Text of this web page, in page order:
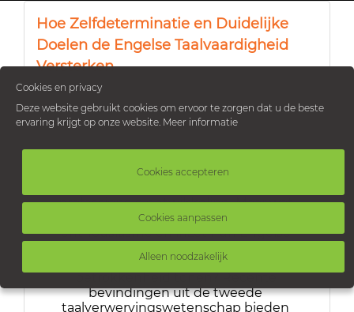
Hoe Zelfdeterminatie en Duidelijke
Doelen de Engelse Taalvaardigheid
Versterken
scholieren en volwassenen een cruciaal
professionele ontwikkeling. Maar wat
maakt dat sommige leerlingen met
enthousiasme en inzet hun Engelse
kampen met verveling en minder
bevindingen uit de tweede
taalverwervingswetenschap bieden
Cookies en privacy
Deze website gebruikt cookies om ervoor te zorgen dat u de beste
ervaring krijgt op onze website. Meer informatie
Cookies accepteren
Cookies aanpassen
Alleen noodzakelijk